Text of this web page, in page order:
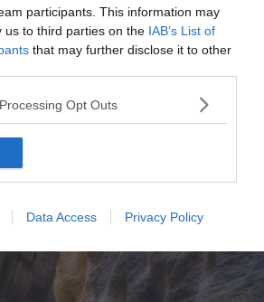
participants. This information may
us to third parties on the IAB’s List of
that may further disclose it to other
Opt Outs
Data Access Privacy Policy
: Accessible tous les